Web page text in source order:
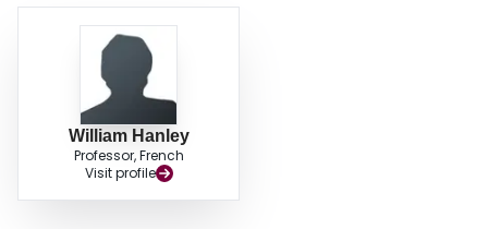
William Hanley
Professor, French
Visit profile